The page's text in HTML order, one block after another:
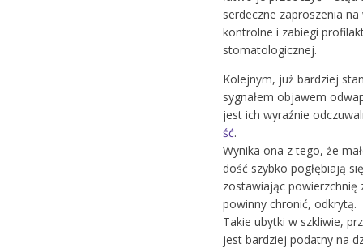
serdeczne zaproszenia na
kontrolne i zabiegi
stomatologicznej.
Kolejnym, już bardziej
sygnałem objawem
jest ich wyraźnie
ść.
Wynika ona z tego, że
dość szybko pogłębiają
zostawiając powierzchnię
powinny chronić, odkrytą.
Takie ubytki w szkliwie,
jest bardziej podatny na